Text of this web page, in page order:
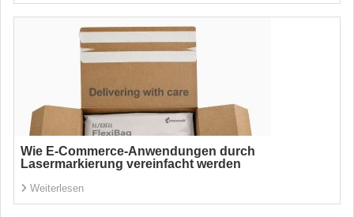
Wie E-Commerce-Anwendungen durch
Lasermarkierung vereinfacht werden
Weiterlesen